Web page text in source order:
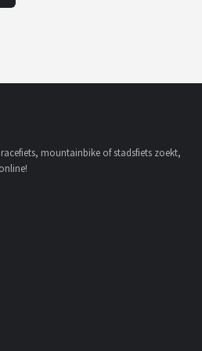
mountainbike of stadsfiets zoekt,